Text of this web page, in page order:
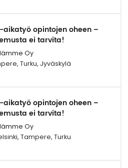
opintojen oheen –
ei tarvita!
Oy
Turku, Jyväskylä
opintojen oheen –
ei tarvita!
Oy
Tampere, Turku